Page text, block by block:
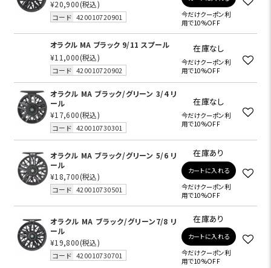
¥20,900(税込)
コード 420010720901
今だけクーポン利
用で10%OFF
オラクル MA ブラック 9/11 スプール
¥11,000(税込)
コード 420010720902
在庫なし
今だけクーポン利
用で10%OFF
オラクル MA ブラック/グリーン 3/4 リ
ール
¥17,600(税込)
コード 420010730301
在庫なし
今だけクーポン利
用で10%OFF
オラクル MA ブラック/グリーン 5/6 リ
ール
¥18,700(税込)
コード 420010730501
在庫あり
カートに入れる
今だけクーポン利
用で10%OFF
オラクル MA ブラック/グリーン7/8 リ
ール
¥19,800(税込)
コード 420010730701
在庫あり
カートに入れる
今だけクーポン利
用で10%OFF